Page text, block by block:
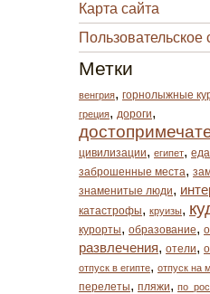
Карта сайта
Пользовательское
Метки
венгрия, горнолыжные
греция, дороги,
цивилизации, египет, еда
заброшенные места,
знаменитые люди,
катастрофы, круизы,
курорты, образование,
развлечения, отели,
отпуск в египте, отпуск на
перелеты, пляжи,